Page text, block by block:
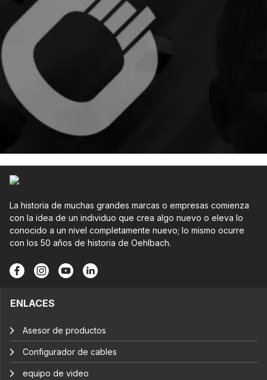
La historia de muchas grandes marcas o empresas comienza
con la idea de un individuo que crea algo nuevo o eleva lo
conocido a un nivel completamente nuevo; lo mismo ocurre
con los 50 años de historia de Oehlbach.
ENLACES
Asesor de productos
Configurador de cables
equipo de video